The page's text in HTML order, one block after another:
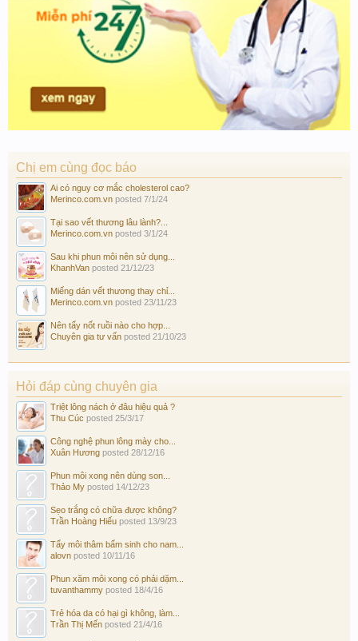
Chị em cùng đọc báo
Ai có nguy cơ mắc cholesterol cao?
Merinco.com.vn posted 7/1/24
Tại sao vết thương lâu lành?...
Merinco.com.vn posted 3/1/24
Sau khi phun môi nên sử dụng...
KhanhVan posted 21/12/23
Miếng dán vết thương thay chỉ...
Merinco.com.vn posted 23/11/23
Nên tẩy nốt ruồi nào cho hợp...
Chuyên gia tư vấn posted 21/10/23
Hỏi đáp cùng chuyên gia
Triệt lông nách ở đâu hiệu quả ?
Thu Cúc posted 25/3/17
Công nghệ phun lông mày cho...
Xuân Hương posted 28/12/16
Phun môi xong nên dùng son...
Thảo My posted 14/12/23
Sẹo trắng có chữa được không?
Trần Hoàng Hiếu posted 13/9/23
Tẩy môi thâm bẩm sinh cho nam...
alovn posted 10/11/16
Phun xăm môi xong có phải dặm...
tuvanthammy posted 18/4/16
Trẻ hóa da có hại gì không, làm...
Trần Thị Mến posted 21/4/16